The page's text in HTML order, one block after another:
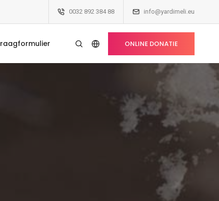
0032 892 384 88 info@yardimeli.eu
ONLINE DONATIE